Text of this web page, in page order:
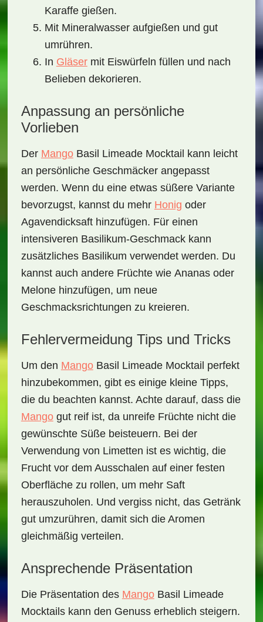
Karaffe gießen.
Mit Mineralwasser aufgießen und gut
umrühren.
In Gläsermit Eiswürfeln füllen und nach
Belieben dekorieren.
Anpassung an persönliche
Vorlieben
Der MangoBasil Limeade Mocktail kann leicht
an persönliche Geschmäcker angepasst
werden. Wenn du eine etwas süßere Variante
bevorzugst, kannst du mehr Honig oder
Agavendicksaft hinzufügen. Für einen
intensiveren Basilikum-Geschmack kann
zusätzliches Basilikum verwendet werden. Du
kannst auch andere Früchte wie Ananasoder
Melonehinzufügen, um neue
Geschmacksrichtungen zu kreieren.
Fehlervermeidung Tips und Tricks
Um den MangoBasil Limeade Mocktail perfekt
hinzubekommen, gibt es einige kleine Tipps,
die du beachten kannst. Achte darauf, dass die
Mangogut reif ist, da unreife Früchte nicht die
gewünschte Süße beisteuern. Bei der
Verwendung von Limetten ist es wichtig, die
Frucht vor dem Ausschalen auf einer festen
Oberfläche zu rollen, um mehr Saft
herauszuholen. Und vergiss nicht, das Getränk
gut umzurühren, damit sich die Aromen
gleichmäßig verteilen.
Ansprechende Präsentation
Die Präsentation des MangoBasil Limeade
Mocktailskann den Genuss erheblich steigern.